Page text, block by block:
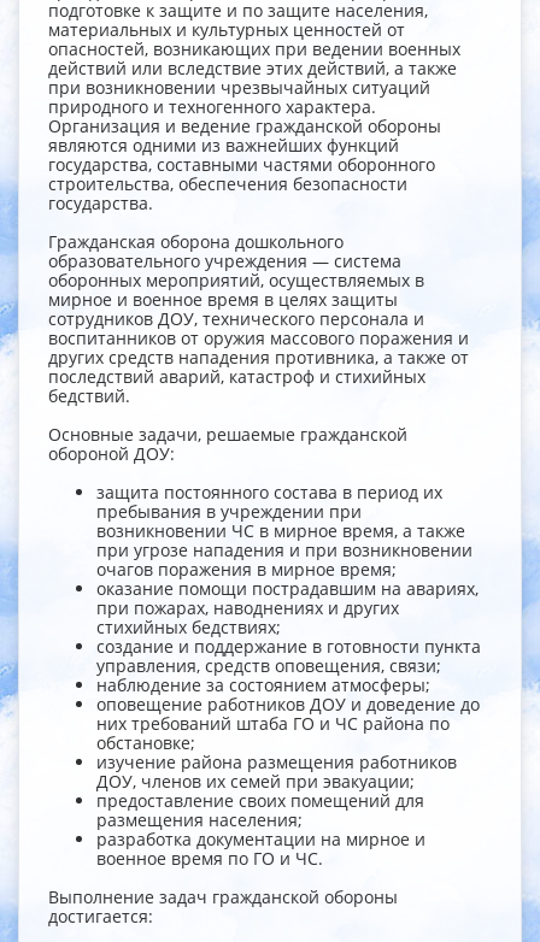
подготовке к защите и по защите населения,
материальных и культурных ценностей от
опасностей, возникающих при ведении военных
действий или вследствие этих действий, а также
при возникновении чрезвычайных ситуаций
природного и техногенного характера.
Организация и ведение гражданской обороны
являются одними из важнейших функций
государства, составными частями оборонного
строительства, обеспечения безопасности
государства.
Гражданская оборона дошкольного
образовательного учреждения — система
оборонных мероприятий, осуществляемых в
мирное и военное время в целях защиты
сотрудников ДОУ, технического персонала и
воспитанников от оружия массового поражения и
других средств нападения противника, а также от
последствий аварий, катастроф и стихийных
бедствий.
Основные задачи, решаемые гражданской
обороной ДОУ:
защита постоянного состава в период их
пребывания в учреждении при
возникновении ЧС в мирное время, а также
при угрозе нападения и при возникновении
очагов поражения в мирное время;
оказание помощи пострадавшим на авариях,
при пожарах, наводнениях и других
стихийных бедствиях;
создание и поддержание в готовности пункта
управления, средств оповещения, связи;
наблюдение за состоянием атмосферы;
оповещение работников ДОУ и доведение до
них требований штаба ГО и ЧС района по
обстановке;
изучение района размещения работников
ДОУ, членов их семей при эвакуации;
предоставление своих помещений для
размещения населения;
разработка документации на мирное и
военное время по ГО и ЧС.
Выполнение задач гражданской обороны
достигается: